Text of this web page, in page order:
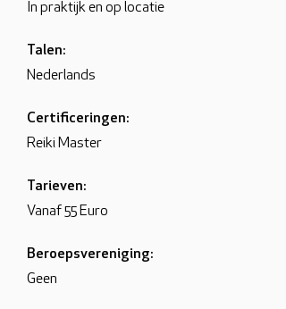
In praktijk en op locatie
Talen:
Nederlands
Certificeringen:
Reiki Master
Tarieven:
Vanaf 55 Euro
Beroepsvereniging:
Geen